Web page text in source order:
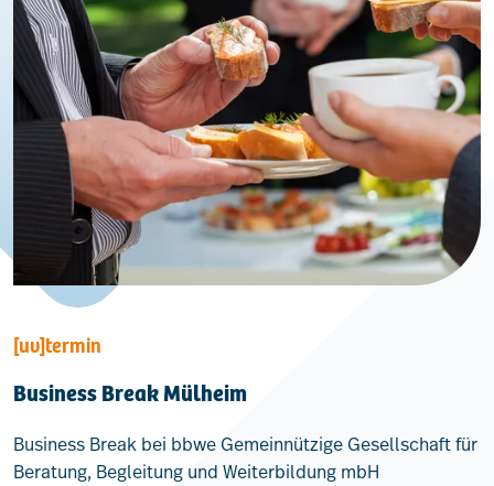
[uv]termin
Business Break Mülheim
Business Break bei bbwe Gemeinnützige Gesellschaft für
Beratung, Begleitung und Weiterbildung mbH